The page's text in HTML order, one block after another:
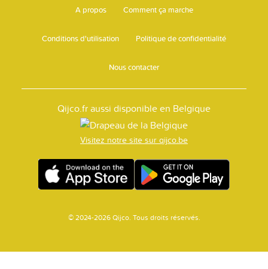
A propos Comment ça marche
Conditions d'utilisation Politique de confidentialité
Nous contacter
Qijco.fr aussi disponible en Belgique
Visitez notre site sur qijco.be
© 2024-2026 Qijco. Tous droits réservés.